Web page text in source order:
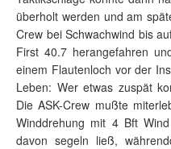
überholt werden und am
Crew bei Schwachwind bis
First 40.7 herangefahren
einem Flautenloch vor der
Leben: Wer etwas zuspät
Die ASK-Crew mußte
Winddrehung mit 4 Bft
davon segeln ließ,